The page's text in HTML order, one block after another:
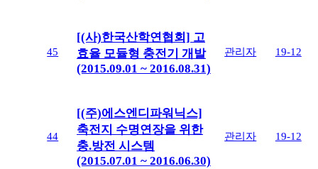
45
[(사)한국산학연협회] 고
효율 모듈형 충전기 개발
(2015.09.01 ~ 2016.08.31)
관리자 19-12
44
[(주)에스엔디파워닉스]
축전지 수명연장을 위한
충.방전 시스템
(2015.07.01 ~ 2016.06.30)
관리자 19-12